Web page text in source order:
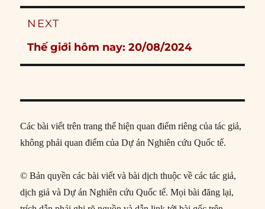
post:
NEXT
Next
post:
Thế giới hôm nay: 20/08/2024
Các bài viết trên trang thể hiện quan điểm riêng của tác giả,
không phải quan điểm của Dự án Nghiên cứu Quốc tế.
© Bản quyền các bài viết và bài dịch thuộc về các tác giả,
dịch giả và Dự án Nghiên cứu Quốc tế. Mọi bài đăng lại,